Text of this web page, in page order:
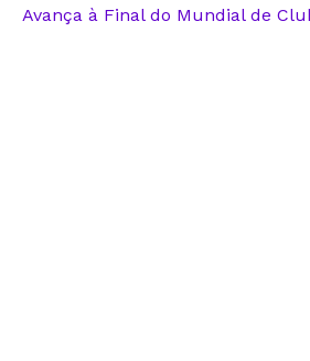
Avança à Final do Mundial de